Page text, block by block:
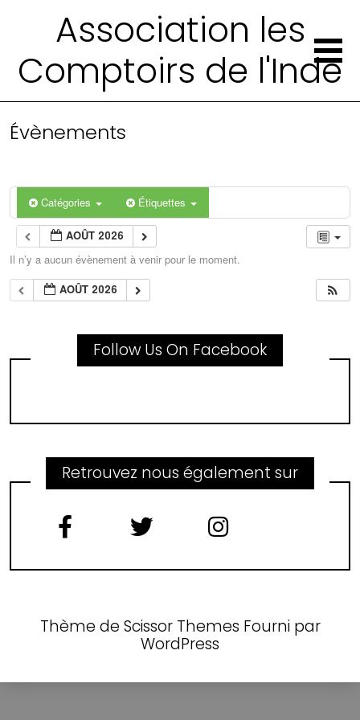
Association les
Comptoirs de l'Inde
Évènements
Catégories Étiquettes
AOÛT 2026
Il n’y a aucun évènement à venir pour le moment.
AOÛT 2026
Follow Us On Facebook
Retrouvez nous également sur
Thème de Scissor Themes Fourni par
WordPress